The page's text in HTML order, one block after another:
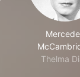
Thelma